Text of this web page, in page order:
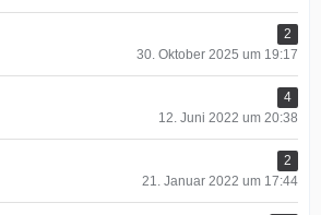
2
30. Oktober 2025 um 19:17
4
12. Juni 2022 um 20:38
2
21. Januar 2022 um 17:44